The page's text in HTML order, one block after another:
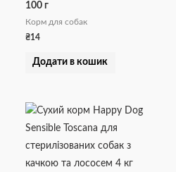
100 г
Корм для собак
₴14
Додати в кошик